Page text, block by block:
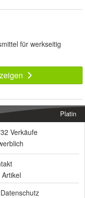
für werkseitig
Platin
Verkäufe
Artikel
Datenschutz